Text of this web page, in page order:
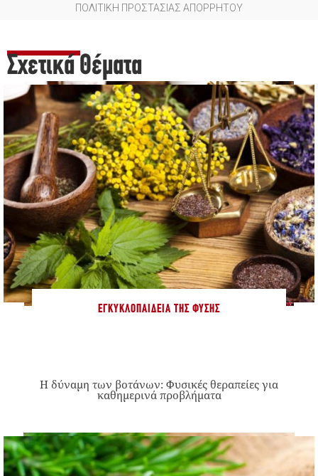
ΠΟΛΙΤΙΚΗ ΠΡΟΣΤΑΣΙΑΣ ΑΠΟΡΡΗΤΟΥ
Σχετικά Θέματα
ΕΓΚΥΚΛΟΠΑΊΔΕΙΑ ΤΗΣ ΦΎΣΗΣ
Η δύναμη των βοτάνων: Φυσικές θεραπείες για
καθημερινά προβλήματα